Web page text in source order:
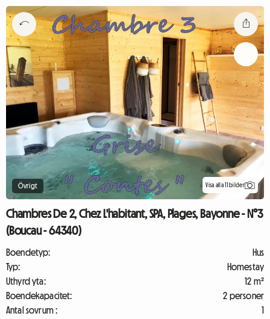
Övrigt Visa alla 11 bilder
Chambres De 2, Chez L'habitant, SPA, Plages, Bayonne - N°3
(Boucau - 64340)
Boendetyp:
Hus
Typ:
Homestay
Uthyrd yta:
12 m²
Boendekapacitet:
2 personer
Antal sovrum :
1